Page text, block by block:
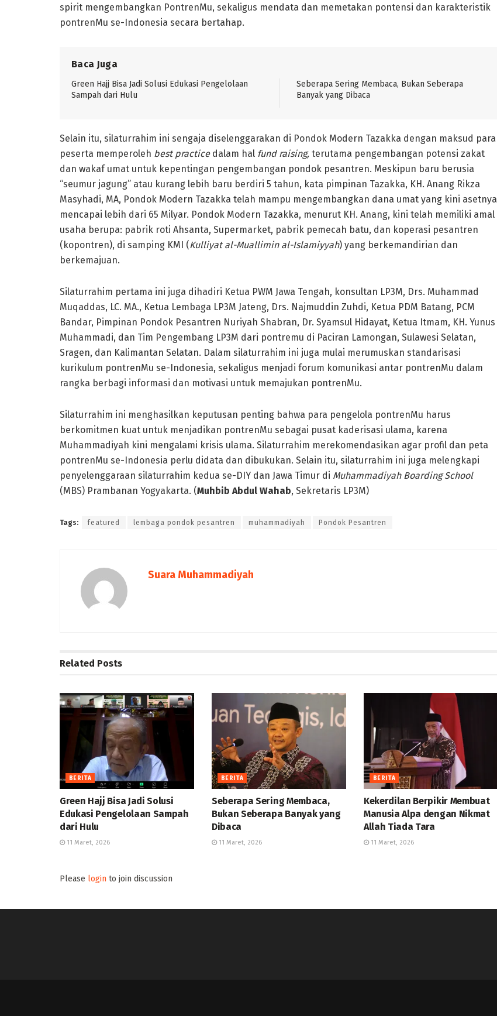
spirit mengembangkan PontrenMu, sekaligus mendata dan memetakan pontensi dan karakteristik
pontrenMu se-Indonesia secara bertahap.
Baca Juga
Green Hajj Bisa Jadi Solusi Edukasi Pengelolaan
Sampah dari Hulu
Seberapa Sering Membaca, Bukan Seberapa
Banyak yang Dibaca
Selain itu, silaturrahim ini sengaja diselenggarakan di Pondok Modern Tazakka dengan maksud para
peserta memperoleh best practicedalam hal fund raising, terutama pengembangan potensi zakat
dan wakaf umat untuk kepentingan pengembangan pondok pesantren. Meskipun baru berusia
“seumur jagung” atau kurang lebih baru berdiri 5 tahun, kata pimpinan Tazakka, KH. Anang Rikza
Masyhadi, MA, Pondok Modern Tazakka telah mampu mengembangkan dana umat yang kini asetnya
mencapai lebih dari 65 Milyar. Pondok Modern Tazakka, menurut KH. Anang, kini telah memiliki amal
usaha berupa: pabrik roti Ahsanta, Supermarket, pabrik pemecah batu, dan koperasi pesantren
(kopontren), di samping KMI (Kulliyat al-Muallimin al-Islamiyyah) yang berkemandirian dan
berkemajuan.
Silaturrahim pertama ini juga dihadiri Ketua PWM Jawa Tengah, konsultan LP3M, Drs. Muhammad
Muqaddas, LC. MA., Ketua Lembaga LP3M Jateng, Drs. Najmuddin Zuhdi, Ketua PDM Batang, PCM
Bandar, Pimpinan Pondok Pesantren Nuriyah Shabran, Dr. Syamsul Hidayat, Ketua Itmam, KH. Yunus
Muhammadi, dan Tim Pengembang LP3M dari pontremu di Paciran Lamongan, Sulawesi Selatan,
Sragen, dan Kalimantan Selatan. Dalam silaturrahim ini juga mulai merumuskan standarisasi
kurikulum pontrenMu se-Indonesia, sekaligus menjadi forum komunikasi antar pontrenMu dalam
rangka berbagi informasi dan motivasi untuk memajukan pontrenMu.
Silaturrahim ini menghasilkan keputusan penting bahwa para pengelola pontrenMu harus
berkomitmen kuat untuk menjadikan pontrenMu sebagai pusat kaderisasi ulama, karena
Muhammadiyah kini mengalami krisis ulama. Silaturrahim merekomendasikan agar profil dan peta
pontrenMu se-Indonesia perlu didata dan dibukukan. Selain itu, silaturrahim ini juga melengkapi
penyelenggaraan silaturrahim kedua se-DIY dan Jawa Timur di Muhammadiyah Boarding School
(MBS) Prambanan Yogyakarta. (Muhbib Abdul Wahab, Sekretaris LP3M)
Tags: featured lembaga pondok pesantren muhammadiyah Pondok Pesantren
Suara Muhammadiyah
Related Posts
BERITA
Green Hajj Bisa Jadi Solusi
Edukasi Pengelolaan Sampah
dari Hulu
11 Maret, 2026
BERITA
Seberapa Sering Membaca,
Bukan Seberapa Banyak yang
Dibaca
11 Maret, 2026
BERITA
Kekerdilan Berpikir Membuat
Manusia Alpa dengan Nikmat
Allah Tiada Tara
11 Maret, 2026
Please login to join discussion